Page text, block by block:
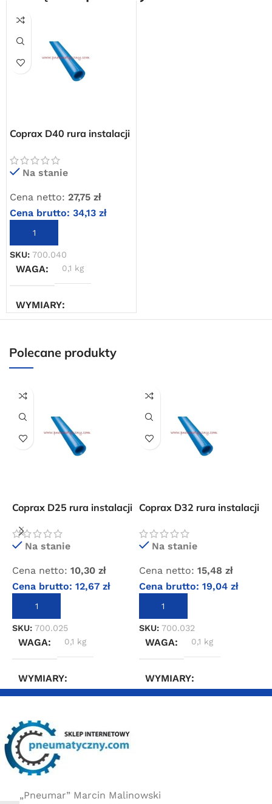
Coprax D40 rura instalacji
Na stanie
Cena netto: 27,75 zł
Cena brutto: 34,13 zł
DODAJ DO KOSZYKA
SKU: 700.040
WAGA 0,1 kg
WYMIARY
Polecane produkty
Coprax D25 rura instalacji
Na stanie
Cena netto: 10,30 zł
Cena brutto: 12,67 zł
DODAJ DO KOSZYKA
SKU: 700.025
WAGA 0,1 kg
WYMIARY
Coprax D32 rura instalacji
Na stanie
Cena netto: 15,48 zł
Cena brutto: 19,04 zł
DODAJ DO KOSZYKA
SKU: 700.032
WAGA 0,1 kg
WYMIARY
„Pneumar” Marcin Malinowski
dla wszystkich zamówień złożonych w sklepie
internetowym o wartości minimum 80,00 zł brutto.
Przejdź do sklepu